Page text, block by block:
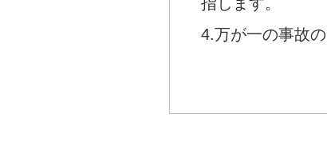
4.万が一の事故